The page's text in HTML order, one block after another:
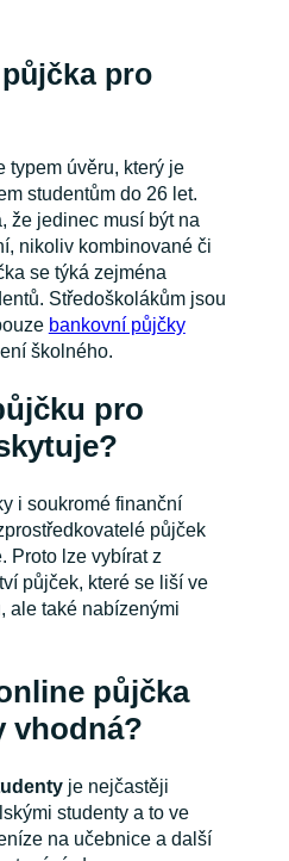
pro
typem úvěru, který je
studentům do 26 let.
že jedinec musí být na
nikoliv kombinované či
se týká zejména
Středoškolákům jsou
bankovní půjčky
školného.
pro
i soukromé finanční
půjček
Proto lze vybírat z
půjček, které se liší ve
ale také nabízenými
půjčka
vhodná?
je nejčastěji
studenty a to ve
na učebnice a další